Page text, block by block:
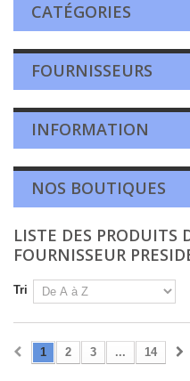
CATÉGORIES
FOURNISSEURS
INFORMATION
NOS BOUTIQUES
LISTE DES PRODUITS
FOURNISSEUR
Tri
1 2 3 ... 14